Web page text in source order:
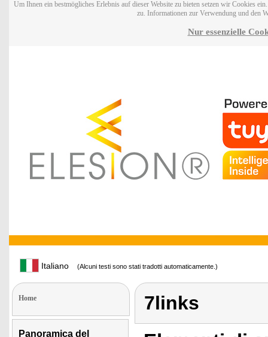
Um Ihnen ein bestmögliches Erlebnis auf dieser Website zu bieten setzen wir Cookies
zu. Informationen zur Verwendung und den
Nur essenzielle
Italiano (Alcuni testi sono stati tradotti automaticamente.)
Home
Panoramica del
7links